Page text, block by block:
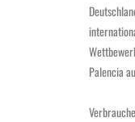
Palencia